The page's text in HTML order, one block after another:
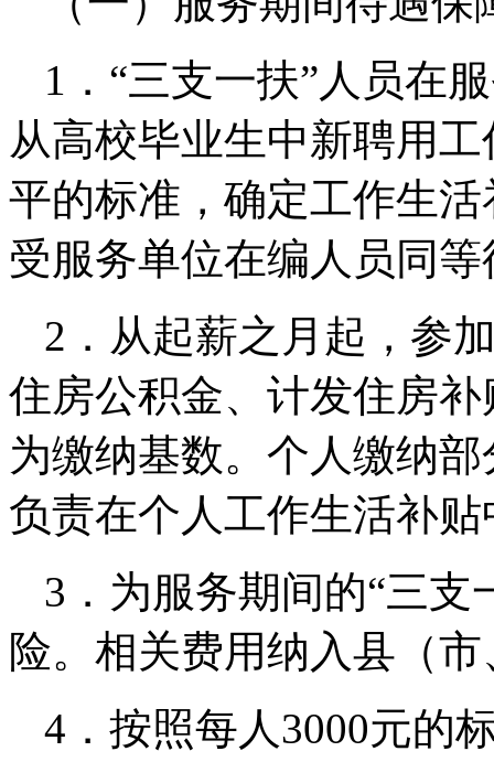
1．“三支一扶”人员在
从高校毕业生中新聘用
平的标准，确定工作生
受服务单位在编人员同等
2．从起薪之月起，参
住房公积金、计发住房
为缴纳基数。个人缴纳
负责在个人工作生活补
3．为服务期间的“三支
险。相关费用纳入县（
4．按照每人3000元的